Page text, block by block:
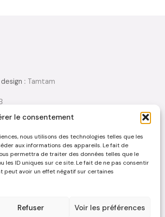
le consentement
nous utilisons des technologies telles que les
aux informations des appareils. Le fait de
permettra de traiter des données telles que le
les ID uniques sur ce site. Le fait de ne pas consentir
peut avoir un effet négatif sur certaines
Refuser Voir les préférences
: Tamtam